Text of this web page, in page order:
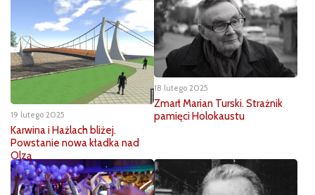
19 lutego 2025
Karwina i Hażlach bliżej.
Powstanie nowa kładka nad
Olzą
18 lutego 2025
Zmarł Marian Turski. Strażnik
pamięci Holokaustu